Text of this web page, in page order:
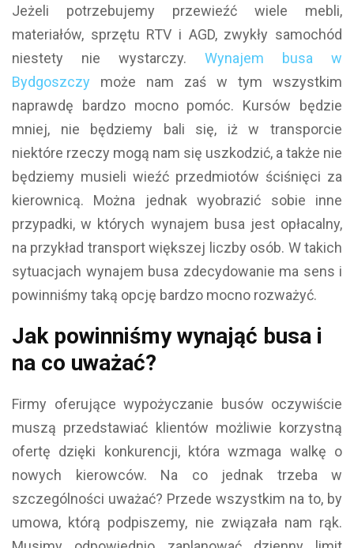
Jeżeli potrzebujemy przewieźć wiele mebli,
materiałów, sprzętu RTV i AGD, zwykły samochód
niestety nie wystarczy. Wynajem busa w
Bydgoszczy może nam zaś w tym wszystkim
naprawdę bardzo mocno pomóc. Kursów będzie
mniej, nie będziemy bali się, iż w transporcie
niektóre rzeczy mogą nam się uszkodzić, a także nie
będziemy musieli wieźć przedmiotów ściśnięci za
kierownicą. Można jednak wyobrazić sobie inne
przypadki, w których wynajem busa jest opłacalny,
na przykład transport większej liczby osób. W takich
sytuacjach wynajem busa zdecydowanie ma sens i
powinniśmy taką opcję bardzo mocno rozważyć.
Jak powinniśmy wynająć busa i
na co uważać?
Firmy oferujące wypożyczanie busów oczywiście
muszą przedstawiać klientów możliwie korzystną
ofertę dzięki konkurencji, która wzmaga walkę o
nowych kierowców. Na co jednak trzeba w
szczególności uważać? Przede wszystkim na to, by
umowa, którą podpiszemy, nie związała nam rąk.